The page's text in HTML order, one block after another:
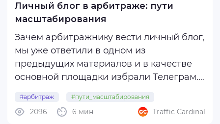
Личный блог в арбитраже: пути
масштабирования
Зачем арбитражнику вести личный блог,
мы уже ответили в одном из
предыдущих материалов и в качестве
основной площадки избрали Телеграм.
ведение которых может
масштабировать известность и прибыль
#арбитраж #пути_масштабирования
6 мин
2096 Traffic Cardinal